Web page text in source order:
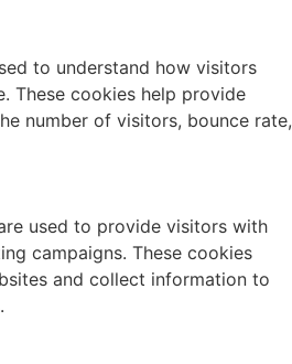
to understand how visitors
These cookies help provide
number of visitors, bounce rate,
used to provide visitors with
campaigns. These cookies
and collect information to